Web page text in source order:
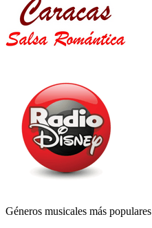
Géneros musicales más populares